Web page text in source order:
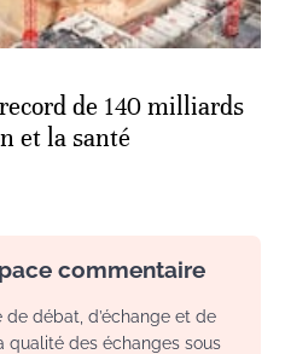
de 140 milliards
et la santé
commentaire
de débat, d’échange et de
qualité des échanges sous